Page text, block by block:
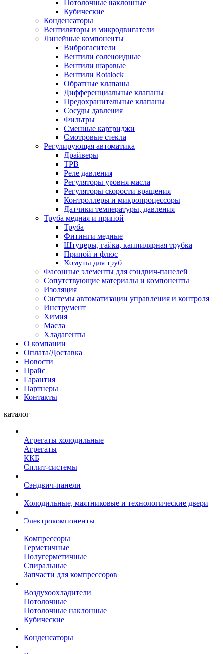
Потолочные наклонные
Кубические
Конденсаторы
Вентиляторы и микродвигатели
Линейные компоненты
Виброгасители
Вентили соленоидные
Вентили шаровые
Вентили Rotalock
Обратные клапаны
Дифференциальные клапаны
Предохранительные клапаны
Сосуды давления
Фильтры
Сменные картриджи
Смотровые стекла
Регулирующая автоматика
Драйверы
ТРВ
Реле давления
Регуляторы уровня масла
Регуляторы скорости вращения
Контроллеры и микропроцессоры
Датчики температуры, давления
Труба медная и припой
Труба
Фитинги медные
Штуцеры, гайка, каппилярная трубка
Припой и флюс
Хомуты для труб
Фасонные элементы для сэндвич-панелей
Сопутствующие материалы и компоненты
Изоляция
Системы автоматизации управления и контроля
Инструмент
Химия
Масла
Хладагенты
О компании
Оплата/Доставка
Новости
Прайс
Гарантия
Партнеры
Контакты
каталог
Агрегаты холодильные
Агрегаты
ККБ
Сплит-системы
Сэндвич-панели
Холодильные, маятниковые и технологические двери
Электрокомпоненты
Компрессоры
Герметичные
Полугерметичные
Спиральные
Запчасти для компрессоров
Воздухоохладители
Потолочные
Потолочные наклонные
Кубические
Конденсаторы